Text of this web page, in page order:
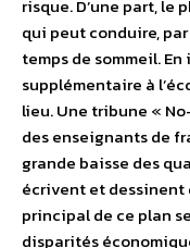
risque. D’une part, le
qui peut conduire,
temps de sommeil.
supplémentaire à
lieu. Une tribune «
des enseignants de
grande baisse des
écrivent et dessinent
principal de ce plan
disparités